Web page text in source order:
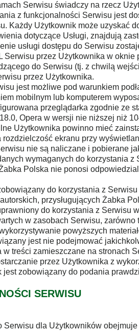
Serwisu świadczy na rzecz
z funkcjonalności Serwisu jest
Każdy Użytkownik może uzyskać
dotyczące Usługi, znajdują
usługi dostępu do Serwisu
Serwisu przez Użytkownika w
do Serwisu (tj. z chwilą
przez Użytkownika.
jest możliwe pod warunkiem
mobilnym lub komputerem
przeglądarka zgodnie ze
Opera w wersji nie niższej niż
Użytkownika powinno mieć
rozdzielczość ekranu przy
nie są naliczane i pobierane
wymaganych do korzystania
Polska nie ponosi
do korzystania z
przysługujących Żabka
do korzystania z Serwisu
w zasobach Serwisu,
powyższych
jest nie podejmować
treści zamieszczane na stronach
przez Użytkownika z
jest zobowiązany do podania
SERWISU
Serwisu dla Użytkowników